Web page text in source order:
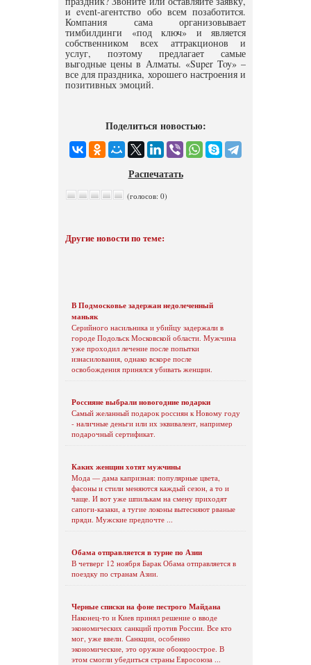
и event-агентство обо всем позаботится.
Компания сама организовывает
тимбилдинги «под ключ» и является
собственником всех аттракционов и
услуг, поэтому предлагает самые
выгодные цены в Алматы. «Super Toy» –
все для праздника, хорошего настроения и
позитивных эмоций.
Поделиться новостью:
Распечатать
(голосов: 0)
Другие новости по теме:
В Подмосковье задержан недолеченный
маньяк
Серийного насильника и убийцу задержали в
городе Подольск Московской области. Мужчина
уже проходил лечение после попытки
изнасилования, однако вскоре после
освобождения принялся убивать женщин.
Россияне выбрали новогодние подарки
Самый желанный подарок россиян к Новому году
- наличные деньги или их эквивалент, например
подарочный сертификат.
Каких женщин хотят мужчины
Мода — дама капризная: популярные цвета,
фасоны и стили меняются каждый сезон, а то и
чаще. И вот уже шпилькам на смену приходят
сапоги-казаки, а тугие локоны вытесняют рваные
пряди. Мужские предпочте ...
Обама отправляется в турне по Азии
В четверг 12 ноября Барак Обама отправляется в
поездку по странам Азии.
Черные списки на фоне пестрого Майдана
Наконец-то и Киев принял решение о вводе
экономических санкций против России. Все кто
мог, уже ввели. Санкции, особенно
экономические, это оружие обоюдоострое. В
этом смогли убедиться страны Евросоюза ...